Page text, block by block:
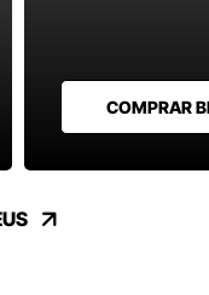
COMPRAR